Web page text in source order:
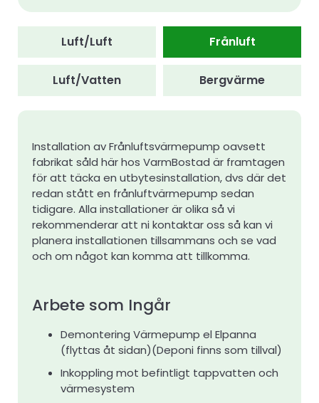
Luft/Luft Frånluft
Luft/Vatten Bergvärme
Installation av Frånluftsvärmepump oavsett
fabrikat såld här hos VarmBostad är framtagen
för att täcka en utbytesinstallation, dvs där det
redan stått en frånluftvärmepump sedan
tidigare. Alla installationer är olika så vi
rekommenderar att ni kontaktar oss så kan vi
planera installationen tillsammans och se vad
och om något kan komma att tillkomma.
Arbete som Ingår
Demontering Värmepump el Elpanna
(flyttas åt sidan)(Deponi finns som tillval)
Inkoppling mot befintligt tappvatten och
värmesystem